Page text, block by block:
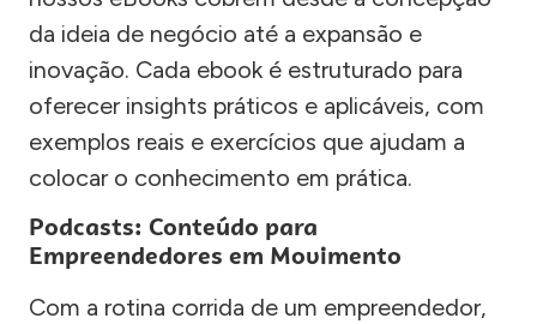
da ideia de negócio até a expansão e
inovação. Cada ebook é estruturado para
oferecer insights práticos e aplicáveis, com
exemplos reais e exercícios que ajudam a
colocar o conhecimento em prática.
Podcasts: Conteúdo para
Empreendedores em Movimento
Com a rotina corrida de um empreendedor,